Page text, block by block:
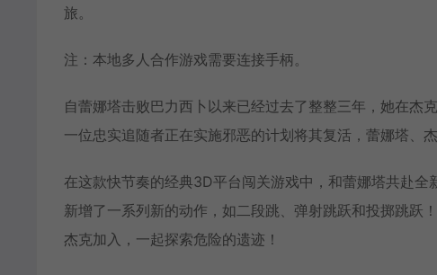
旅。
注：本地多人合作游戏需要连接手柄。
自蕾娜塔击败巴力西卜以来已经过去了整整三年，她在杰
一位忠实追随者正在实施邪恶的计划将其复活，蕾娜塔、
在这款快节奏的经典3D平台闯关游戏中，和蕾娜塔共赴
新增了一系列新的动作，如二段跳、弹射跳跃和投掷跳跃
杰克加入，一起探索危险的遗迹！